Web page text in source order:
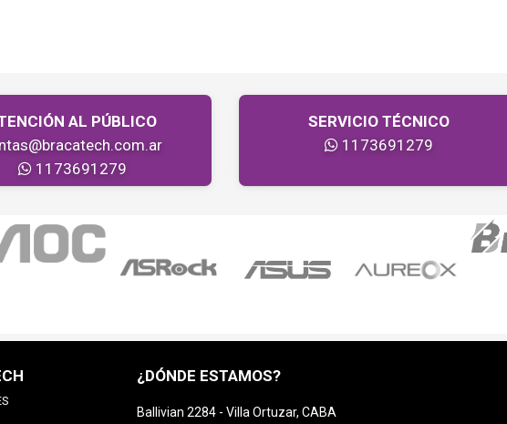
AL PÚBLICO
1173691279
SERVICIO TÉCNICO
1173691279
¿DÓNDE ESTAMOS?
Ballivian 2284 - Villa Ortuzar, CABA